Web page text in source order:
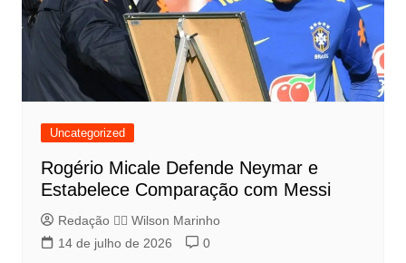
Uncategorized
Rogério Micale Defende Neymar e
Estabelece Comparação com Messi
Redação 👨‍⚖️​ Wilson Marinho
14 de julho de 2026
0